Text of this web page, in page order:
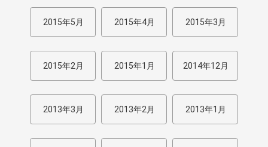
2015年5月 2015年4月 2015年3月
2015年2月 2015年1月 2014年12月
2013年3月 2013年2月 2013年1月